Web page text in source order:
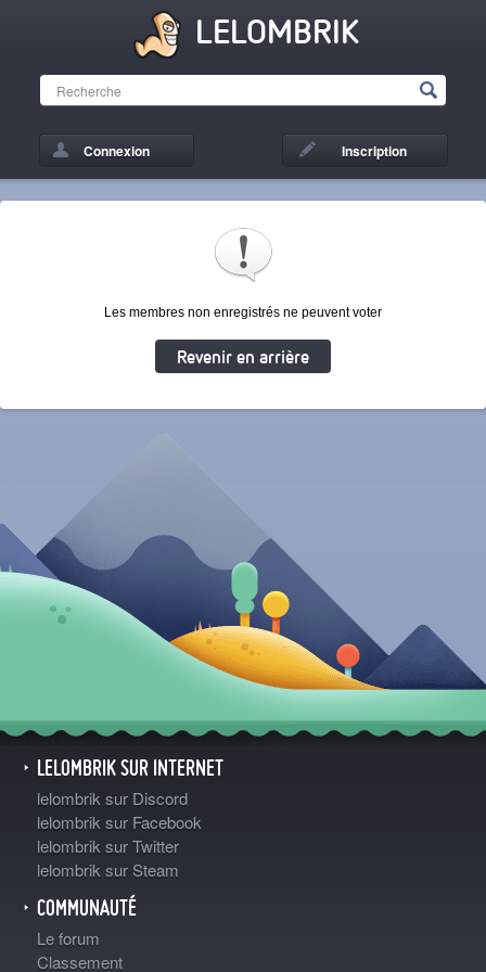
LELOMBRIK
Connexion Inscription
Les membres non enregistrés ne peuvent voter
Revenir en arrière
LELOMBRIK SUR INTERNET
lelombrik sur Discord
lelombrik sur Facebook
lelombrik sur Twitter
lelombrik sur Steam
COMMUNAUTÉ
Le forum
Classement